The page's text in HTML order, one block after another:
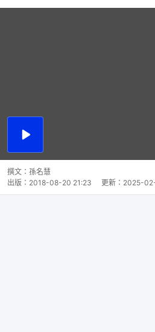
播
撰文： 孫名慧
出版： 2018-08-20 21:23 更新： 2025-